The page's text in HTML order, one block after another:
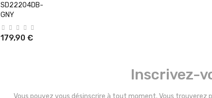
SD22204DB-
GNY
179,90 €
Inscrivez-
Vous pouvez vous désinscrire à tout moment. Vous